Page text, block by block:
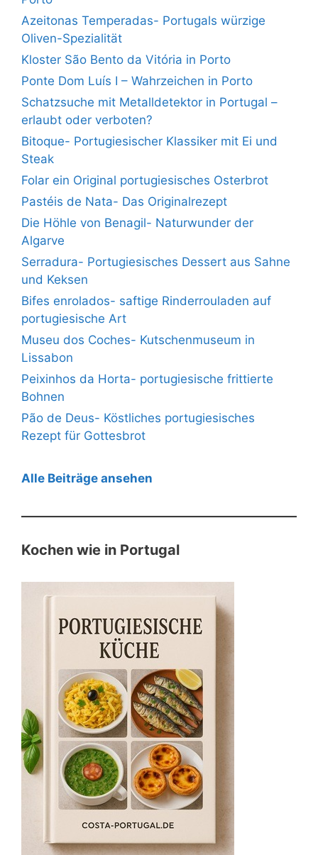
Azeitonas Temperadas- Portugals würzige
Oliven-Spezialität
Kloster São Bento da Vitória in Porto
Ponte Dom Luís I – Wahrzeichen in Porto
Schatzsuche mit Metalldetektor in Portugal –
erlaubt oder verboten?
Bitoque- Portugiesischer Klassiker mit Ei und
Steak
Folar ein Original portugiesisches Osterbrot
Pastéis de Nata- Das Originalrezept
Die Höhle von Benagil- Naturwunder der
Algarve
Serradura- Portugiesisches Dessert aus Sahne
und Keksen
Bifes enrolados- saftige Rinderrouladen auf
portugiesische Art
Museu dos Coches- Kutschenmuseum in
Lissabon
Peixinhos da Horta- portugiesische frittierte
Bohnen
Pão de Deus- Köstliches portugiesisches
Rezept für Gottesbrot
Alle Beiträge ansehen
Kochen wie in Portugal